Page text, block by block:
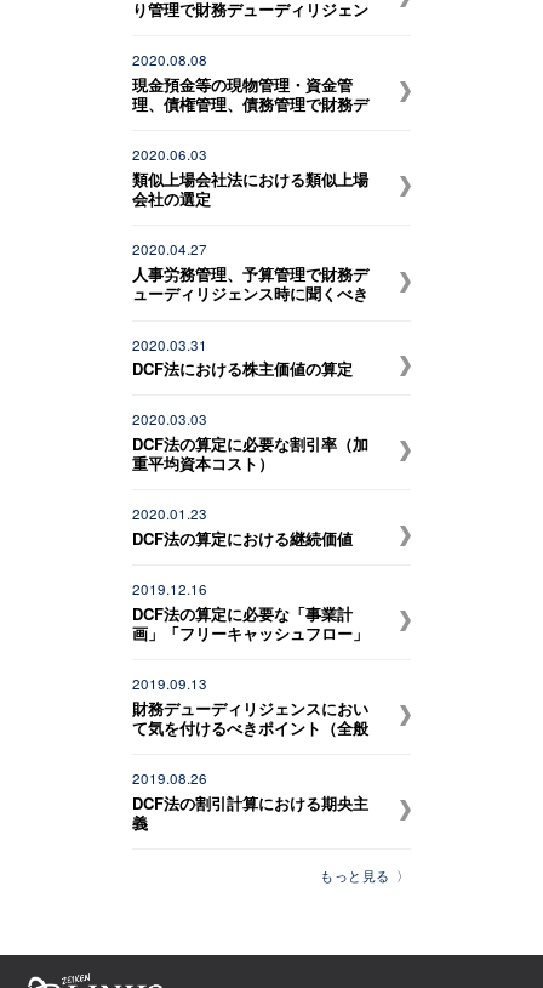
り管理で財務デューディリジェン
2020.08.08
現金預金等の現物管理・資金管
理、債権管理、債務管理で財務デ
2020.06.03
類似上場会社法における類似上場
会社の選定
2020.04.27
人事労務管理、予算管理で財務デ
ューディリジェンス時に聞くべき
2020.03.31
DCF法における株主価値の算定
2020.03.03
DCF法の算定に必要な割引率（加
重平均資本コスト）
2020.01.23
DCF法の算定における継続価値
2019.12.16
DCF法の算定に必要な「事業計
画」「フリーキャッシュフロー」
2019.09.13
財務デューディリジェンスにおい
て気を付けるべきポイント（全般
2019.08.26
DCF法の割引計算における期央主
義
もっと見る